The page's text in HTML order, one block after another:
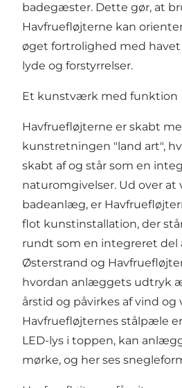
badegæster. Dette gør, at
Havfruefløjterne kan
øget fortrolighed med
lyde og forstyrrelser.
Et kunstværk med funktion
Havfruefløjterne er skabt
kunstretningen "land art",
skabt af og står som en
naturomgivelser. Ud over
badeanlæg, er
flot kunstinstallation, der
rundt som en integreret del
Østerstrand og
hvordan anlæggets udtryk
årstid og påvirkes af vind og
Havfruefløjternes stålpæle
LED-lys i toppen, kan
mørke, og her ses